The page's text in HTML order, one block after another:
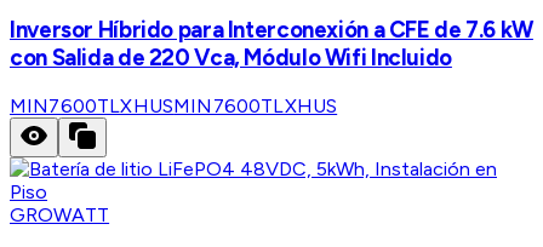
Inversor Híbrido para Interconexión a CFE de 7.6 kW
con Salida de 220 Vca, Módulo Wifi Incluido
MIN7600TLXHUSMIN7600TLXHUS
GROWATT